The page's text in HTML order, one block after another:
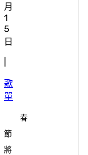
月
1
5
日
歌
單
春
節
將